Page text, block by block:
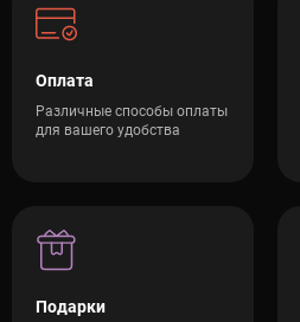
Оплата
Различные способы оплаты
для вашего удобства
Подарки